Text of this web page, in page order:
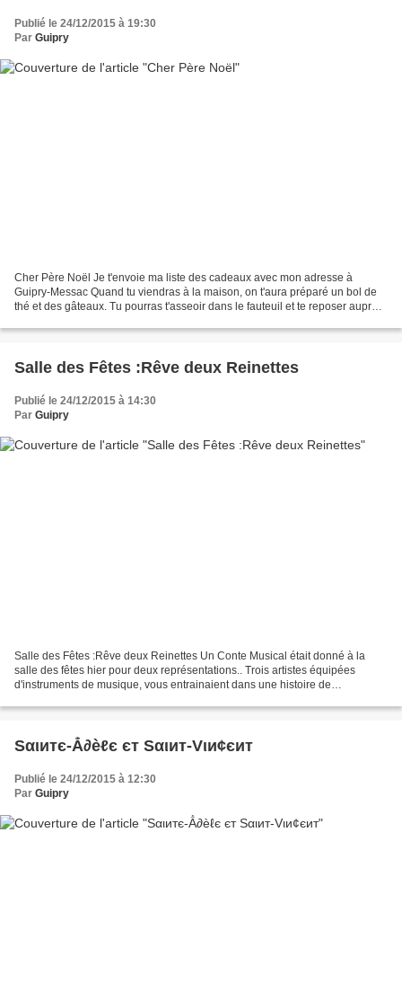
Publié le 24/12/2015 à 19:30
Par Guipry
Cher Père Noël Je t'envoie ma liste des cadeaux avec mon adresse à
Guipry-Messac Quand tu viendras à la maison, on t'aura préparé un bol de
thé et des gâteaux. Tu pourras t'asseoir dans le fauteuil et te reposer auprès
Salle des Fêtes :Rêve deux Reinettes
Publié le 24/12/2015 à 14:30
Par Guipry
Salle des Fêtes :Rêve deux Reinettes Un Conte Musical était donné à la
salle des fêtes hier pour deux représentations.. Trois artistes équipées
d'instruments de musique, vous entrainaient dans une histoire de
Sαιитє-Ẳ∂èℓє єт Sαιит-Vιи¢єит
Publié le 24/12/2015 à 12:30
Par Guipry